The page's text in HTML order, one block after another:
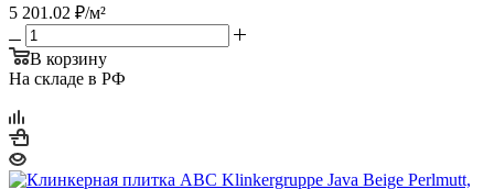
5 201.02 ₽/м²
В корзину
На складе в РФ